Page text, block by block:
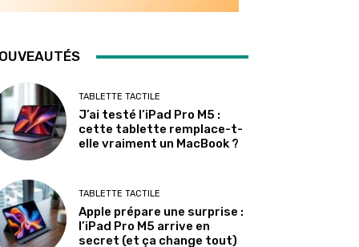
TABLETTE TACTILE
J’ai testé l’iPad Pro M5 :
cette tablette remplace-t-
elle vraiment un MacBook ?
TABLETTE TACTILE
Apple prépare une surprise :
l’iPad Pro M5 arrive en
secret (et ça change tout)